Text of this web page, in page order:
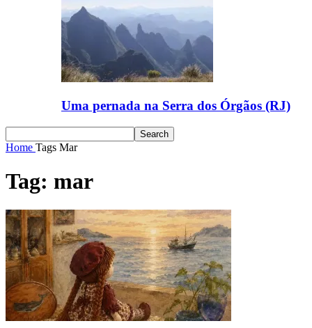
Uma pernada na Serra dos Órgãos (RJ)
Home Tags Mar
Tag: mar